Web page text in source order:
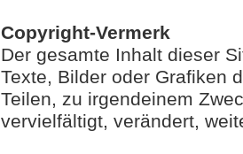
Copyright-Vermerk
Der gesamte Inhalt dieser
Texte, Bilder oder Grafiken
Teilen, zu irgendeinem
vervielfältigt, verändert,